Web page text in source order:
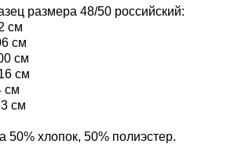
размера 48/50 российский:
см
см
см
см
см
см
50% хлопок, 50% полиэстер.